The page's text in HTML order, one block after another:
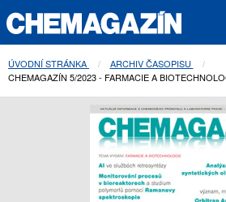
ÚVODNÍ STRÁNKA
ARCHIV ČASOPISU
AKTUÁLNÍ STRÁNKA:
CHEMAGAZÍN 5/2023 - FARMACIE A